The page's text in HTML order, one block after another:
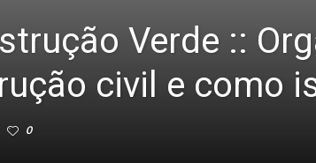
Verde ::
civil e como
0